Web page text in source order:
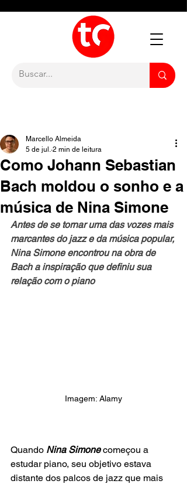
Como Johann Sebastian
Bach moldou o sonho e a
música de Nina Simone
Marcello Almeida
5 de jul. 2 min de leitura
Antes de se tornar uma das vozes mais
marcantes do jazz e da música popular,
Nina Simone encontrou na obra de
Bach a inspiração que definiu sua
relação com o piano
Imagem: Alamy
Quando Nina Simone começou a
estudar piano, seu objetivo estava
distante dos palcos de jazz que mais